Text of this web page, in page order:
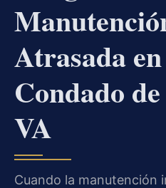
Atrasada
Condado
VA
Cuando la manutención